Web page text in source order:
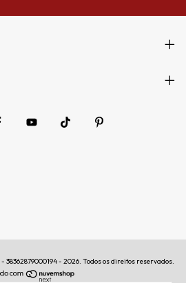
- 2026. Todos os direitos reservados.